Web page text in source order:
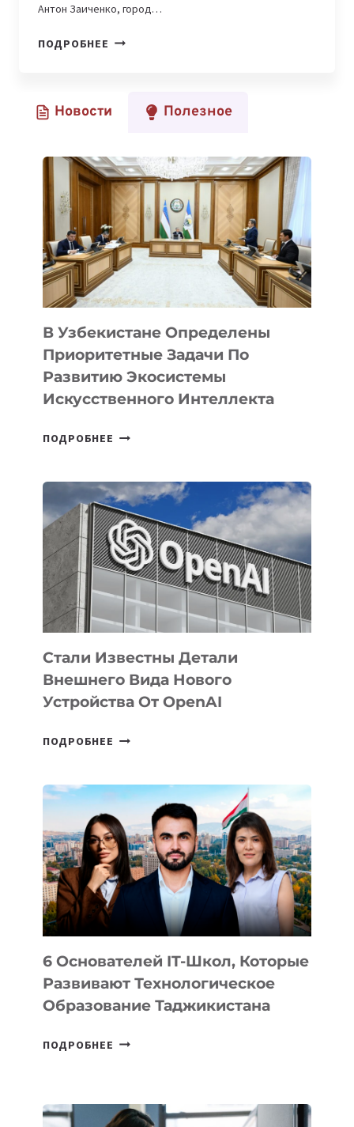
Антон Заиченко, город…
ПОДРОБНЕЕ IT-
МАРИЯ
Новости Полезное
В Узбекистане Определены
Приоритетные Задачи По
Развитию Экосистемы
Искусственного Интеллекта
ПОДРОБНЕЕ
ПРИОРИТЕТНЫЕ
ЗАДАЧИ
ПО
РАЗВИТИЮ
ЭКОСИСТЕМЫ
ИСКУССТВЕННОГО
ИНТЕЛЛЕКТА
Стали Известны Детали
Внешнего Вида Нового
Устройства От OpenAI
ПОДРОБНЕЕ СТАЛИ
ВНЕШНЕГО
ВИДА
НОВОГО
УСТРОЙСТВА
ОТ
OPENAI
6 Основателей IT-Школ, Которые
Развивают Технологическое
Образование Таджикистана
ПОДРОБНЕЕ 6
КОТОРЫЕ